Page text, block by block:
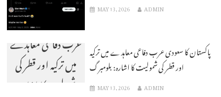
MAY 13, 2026 ADMIN
پاکستان کا سعودی
عرب دفاعی معاہدے
میں ترکیہ اور قطر کی
شمولیت کا اشارہ:
پاکستان کا سعودی عرب دفاعی معاہدے میں ترکیہ
اور قطر کی شمولیت کا اشارہ: بلومبرگ
MAY 13, 2026 ADMIN